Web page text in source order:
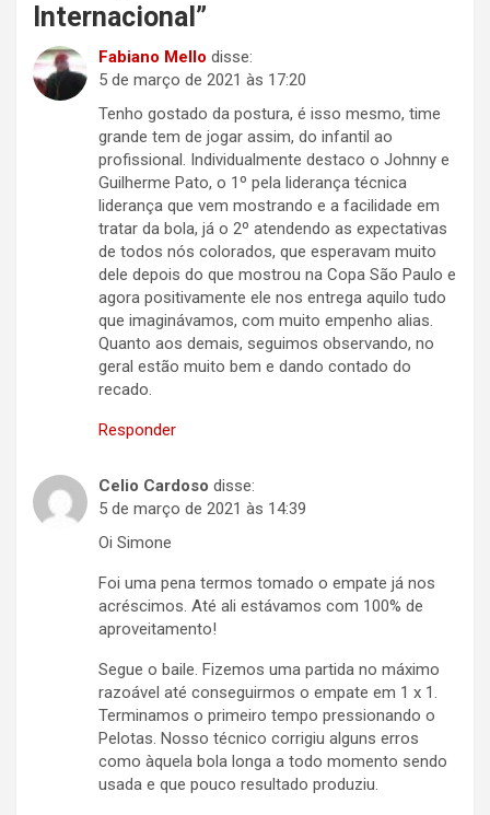
Internacional ”
Fabiano Mello disse:
5 de março de 2021 às 17:20
Tenho gostado da postura, é isso mesmo, time
grande tem de jogar assim, do infantil ao
profissional. Individualmente destaco o Johnny e
Guilherme Pato, o 1º pela liderança técnica
liderança que vem mostrando e a facilidade em
tratar da bola, já o 2º atendendo as expectativas
de todos nós colorados, que esperavam muito
dele depois do que mostrou na Copa São Paulo e
agora positivamente ele nos entrega aquilo tudo
que imaginávamos, com muito empenho alias.
Quanto aos demais, seguimos observando, no
geral estão muito bem e dando contado do
recado.
Responder
Celio Cardoso disse:
5 de março de 2021 às 14:39
Oi Simone
Foi uma pena termos tomado o empate já nos
acréscimos. Até ali estávamos com 100% de
aproveitamento!
Segue o baile. Fizemos uma partida no máximo
razoável até conseguirmos o empate em 1 x 1.
Terminamos o primeiro tempo pressionando o
Pelotas. Nosso técnico corrigiu alguns erros
como àquela bola longa a todo momento sendo
usada e que pouco resultado produziu.